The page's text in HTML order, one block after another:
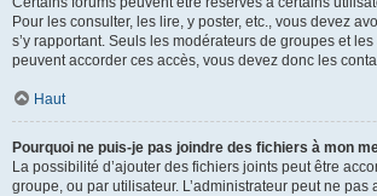
Pour les consulter, les lire, y poster, etc., vous devez
s’y rapportant. Seuls les modérateurs de groupes et
peuvent accorder ces accès, vous devez donc les
Haut
Pourquoi ne puis-je pas joindre des fichiers à mon
La possibilité d’ajouter des fichiers joints peut être
groupe, ou par utilisateur. L’administrateur peut ne pas